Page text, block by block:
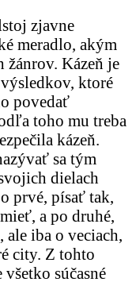
zjavne
meradlo, akým
Kázeň je
výsledkov, ktoré
povedať
toho mu treba
kázeň.
sa tým
dielach
prvé, písať tak,
a po druhé,
iba o veciach,
city. Z tohto
súčasné